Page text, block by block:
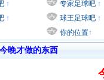
↑
↑
专家足球吧 ↑
球王足球吧 ↑
你的位置↑
今晚才做的东西